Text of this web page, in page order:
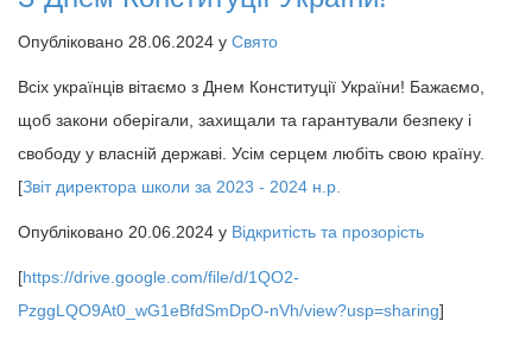
Опубліковано 28.06.2024 у Свято
Всіх українців вітаємо з Днем Конституції України! Бажаємо,
щоб закони оберігали, захищали та гарантували безпеку і
свободу у власній державі. Усім серцем любіть свою країну.
[Звіт директора школи за 2023 - 2024 н.р.
Опубліковано 20.06.2024 у Відкритість та прозорість
[https://drive.google.com/file/d/1QO2-
PzggLQO9At0_wG1eBfdSmDpO-nVh/view?usp=sharing]